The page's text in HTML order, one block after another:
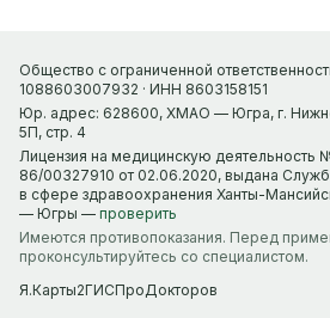
Общество с ограниченной
1088603007932 · ИНН 8603158151
Юр. адрес: 628600, ХМАО — Югра, г.
5П, стр. 4
Лицензия на медицинскую деятельность
86/00327910 от 02.06.2020, выдана
в сфере здравоохранения Ханты-
— Югры — проверить
Имеются противопоказания. Перед
проконсультируйтесь со специалистом.
Я.Карты2ГИСПроДокторов